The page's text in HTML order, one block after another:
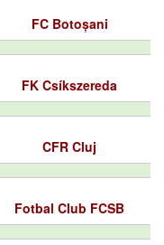
FC Botoșani
FK Csíkszereda
CFR Cluj
Fotbal Club FCSB